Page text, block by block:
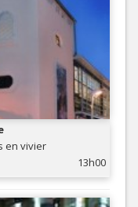
en vivier
13h00